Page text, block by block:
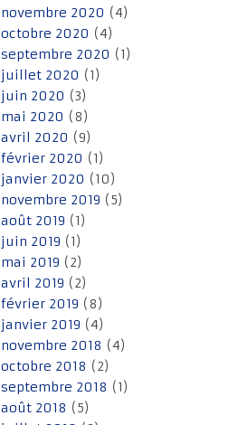
novembre 2020 (4)
octobre 2020 (4)
septembre 2020 (1)
juillet 2020 (1)
juin 2020 (3)
mai 2020 (8)
avril 2020 (9)
février 2020 (1)
janvier 2020 (10)
novembre 2019 (5)
août 2019 (1)
juin 2019 (1)
mai 2019 (2)
avril 2019 (2)
février 2019 (8)
janvier 2019 (4)
novembre 2018 (4)
octobre 2018 (2)
septembre 2018 (1)
août 2018 (5)